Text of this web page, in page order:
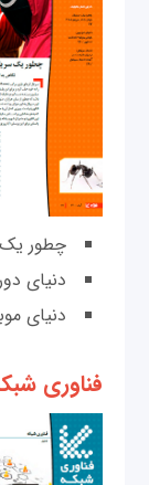
چطور یک
دنیای
دنیای
فناوری